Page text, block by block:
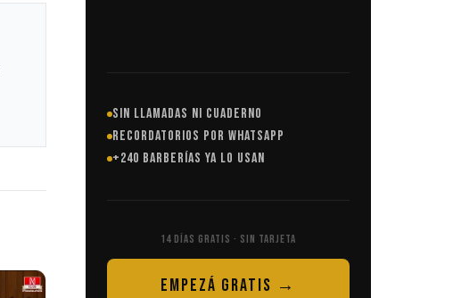
SIN LLAMADAS NI CUADERNO
RECORDATORIOS POR WHATSAPP
+240 BARBERÍAS YA LO USAN
14 DÍAS GRATIS · SIN TARJETA
EMPEZÁ GRATIS →